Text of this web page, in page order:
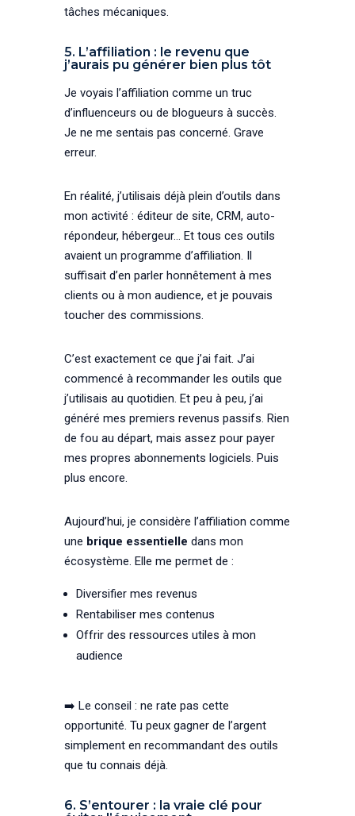
tâches mécaniques.
5. L’affiliation : le revenu que
j’aurais pu générer bien plus tôt
Je voyais l’affiliation comme un truc
d’influenceurs ou de blogueurs à succès.
Je ne me sentais pas concerné. Grave
erreur.
En réalité, j’utilisais déjà plein d’outils dans
mon activité : éditeur de site, CRM, auto-
répondeur, hébergeur… Et tous ces outils
avaient un programme d’affiliation. Il
suffisait d’en parler honnêtement à mes
clients ou à mon audience, et je pouvais
toucher des commissions.
C’est exactement ce que j’ai fait. J’ai
commencé à recommander les outils que
j’utilisais au quotidien. Et peu à peu, j’ai
généré mes premiers revenus passifs. Rien
de fou au départ, mais assez pour payer
mes propres abonnements logiciels. Puis
plus encore.
Aujourd’hui, je considère l’affiliation comme
une brique essentielle dans mon
écosystème. Elle me permet de :
Diversifier mes revenus
Rentabiliser mes contenus
Offrir des ressources utiles à mon
audience
➡️ Le conseil : ne rate pas cette
opportunité. Tu peux gagner de l’argent
simplement en recommandant des outils
que tu connais déjà.
6. S’entourer : la vraie clé pour